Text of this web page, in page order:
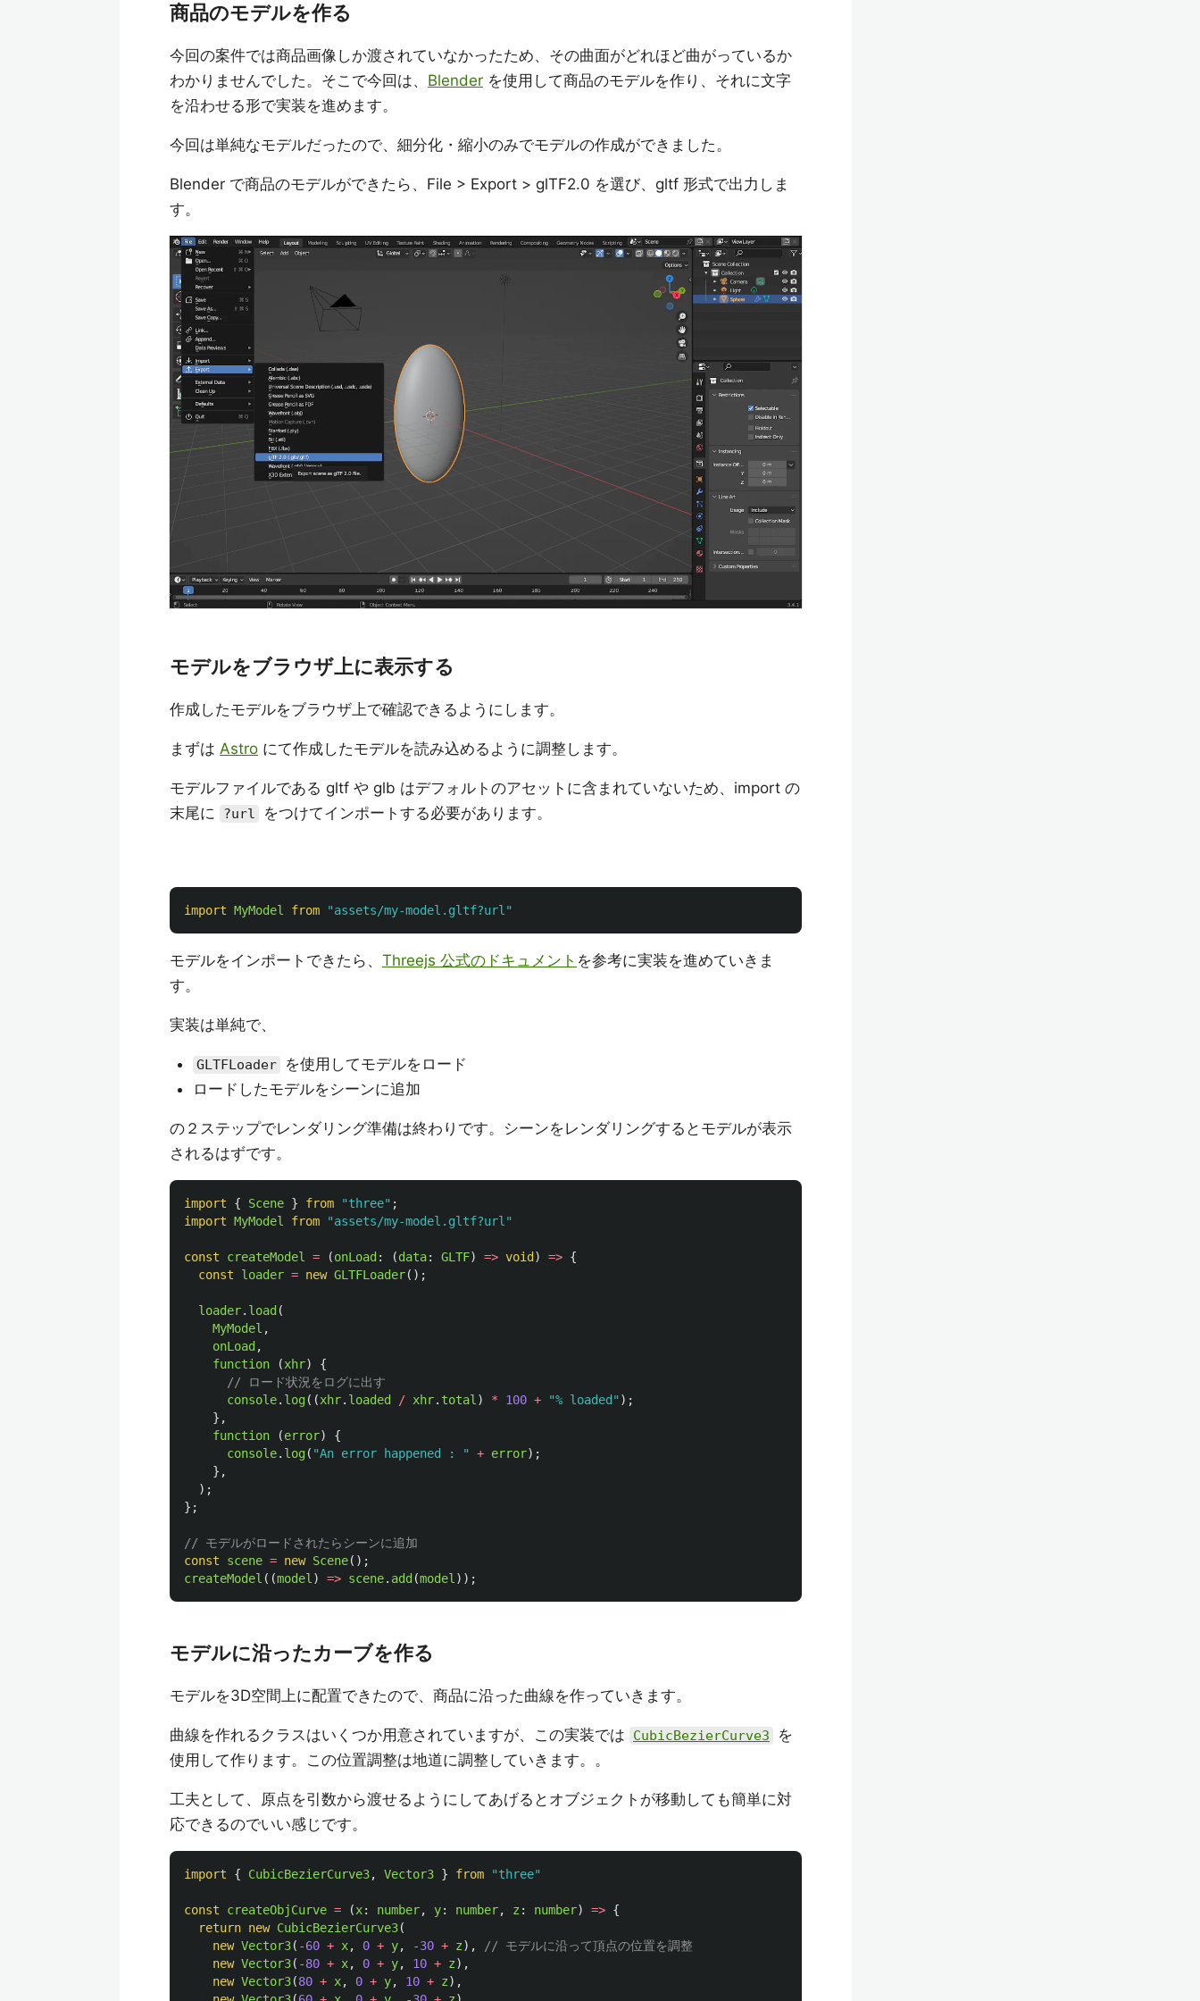
商品のモデルを作る
今回の案件では商品画像しか渡されていなかったため、その曲面がどれほど曲がっているか
わかりませんでした。そこで今回は、 Blender を使用して商品のモデルを作り、それに文字
を沿わせる形で実装を進めます。
今回は単純なモデルだったので、細分化・縮小のみでモデルの作成ができました。
Blender で商品のモデルができたら、File > Export > glTF2.0 を選び、gltf 形式で出力しま
す。
モデルをブラウザ上に表示する
作成したモデルをブラウザ上で確認できるようにします。
まずは Astro にて作成したモデルを読み込めるように調整します。
モデルファイルである gltf や glb はデフォルトのアセットに含まれていないため、import の
末尾に
?url をつけてインポートする必要があります。
import MyModel from "assets/my-model.gltf?url "
モデルをインポートできたら、 Threejs 公式のドキュメント を参考に実装を進めていきま
す。
実装は単純で、
GLTFLoader
を使用してモデルをロード
ロードしたモデルをシーンに追加
の２ステップでレンダリング準備は終わりです。シーンをレンダリングするとモデルが表示
されるはずです。
import { Scene } from "three" ;
import MyModel from "assets/my-model.gltf?url "
const createModel = (onLoad : (data: GLTF) => void ) => {
const
loader = new GLTFLoader();
loader. load (
MyModel ,
onLoad ,
function
(xhr)
{
// ロード状況をログに出す
console. log((xhr. loaded / xhr. total ) * 100 + "% loaded " );
},
function
(error)
{
console. log( "An error happened : " + error);
},
);
};
// モデルがロードされたらシーンに追加
const
scene = new Scene();
createModel ((model ) => scene. add (model ));
モデルに沿ったカーブを作る
モデルを3D空間上に配置できたので、商品に沿った曲線を作っていきます。
曲線を作れるクラスはいくつか用意されていますが、この実装では CubicBezierCurve3
を
使用して作ります。この位置調整は地道に調整していきます。。
工夫として、原点を引数から渡せるようにしてあげるとオブジェクトが移動しても簡単に対
応できるのでいい感じです。
import { CubicBezierCurve3, Vector3 } from "three"
const createObjCurve = (x: number, y: number, z : number) => {
return new CubicBezierCurve3(
new Vector3( -60 + x, 0 + y, -30 + z),
// モデルに沿って頂点の位置を調整
new Vector3( -80 + x, 0 + y, 10 + z),
new Vector3(80 + x, 0 + y, 10 + z),